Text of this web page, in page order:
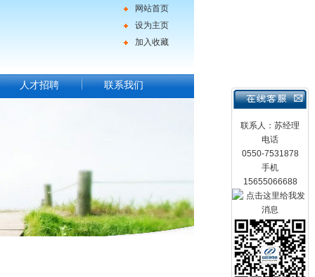
网站首页
设为主页
加入收藏
联系人：苏经理
电话
0550-7531878
手机
15655066688
人才招聘 联系我们